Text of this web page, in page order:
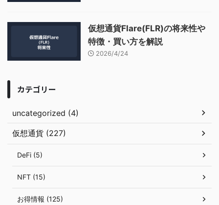
仮想通貨Flare(FLR)の将来性や
特徴・買い方を解説
2026/4/24
カテゴリー
uncategorized (4)
仮想通貨 (227)
DeFi (5)
NFT (15)
お得情報 (125)